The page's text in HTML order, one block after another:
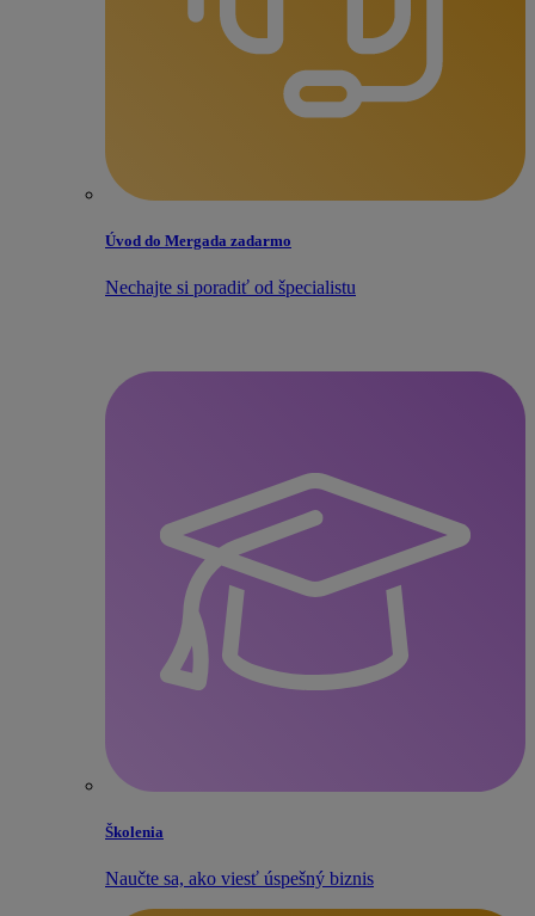
Úvod do Mergada zadarmo
Nechajte si poradiť od špecialistu
Školenia
Naučte sa, ako viesť úspešný biznis